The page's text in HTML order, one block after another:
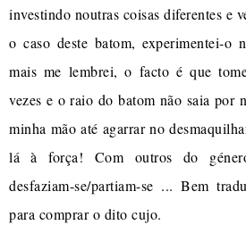
investindo noutras coisas diferentes e
o caso deste batom, experimentei-o
mais me lembrei, o facto é que
vezes e o raio do batom não saia por
minha mão até agarrar no
lá à força! Com outros do
desfaziam-se/partiam-se ... Bem
para comprar o dito cujo.